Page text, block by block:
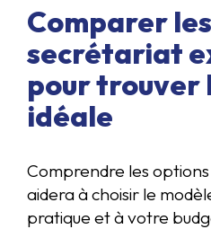
Comparer
secrétariat
pour trouver
idéale
Comprendre les
aidera à choisir le
pratique et à votre